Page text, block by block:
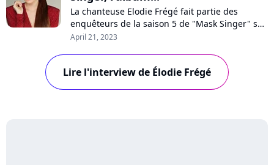
La chanteuse Elodie Frégé fait partie des
enquêteurs de la saison 5 de "Mask Singer" sur
TF1. Elle se confie à Purecharts sur ses
costumes, réagit aux rumeurs sur son salaire,
et se confie sur son prochain album.
April 21, 2023
Lire l'interview de Élodie Frégé